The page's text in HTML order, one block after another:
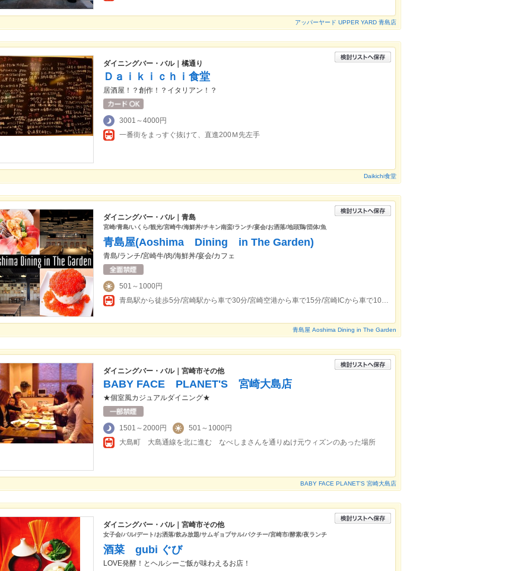
アッパーヤード UPPER YARD 青島店
ダイニングバー・バル｜橘通り
Ｄａｉｋｉｃｈｉ食堂
居酒屋！？創作！？イタリアン！？
3001～4000円
一番街をまっすぐ抜けて、直進200Ｍ先左手
Daikichi食堂
ダイニングバー・バル｜青島
宮崎/青島/いくら/観光/宮崎牛/海鮮丼/チキン南蛮/ランチ/宴会/お洒落/地頭鶏/団体/魚
青島屋(Aoshima Dining in The Garden)
青島/ランチ/宮崎牛/肉/海鮮丼/宴会/カフェ
501～1000円
青島駅から徒歩5分/宮崎駅から車で30分/宮崎空港から車で15分/宮崎ICから車で10分/宮崎港から車で30分
青島屋 Aoshima Dining in The Garden
ダイニングバー・バル｜宮崎市その他
BABY FACE PLANET'S 宮崎大島店
★個室風カジュアルダイニング★
1501～2000円
501～1000円
大島町 大島通線を北に進む なべしまさんを通りぬけ元ウィズンのあった場所
BABY FACE PLANET'S 宮崎大島店
ダイニングバー・バル｜宮崎市その他
女子会/バル/デート/お洒落/飲み放題/サムギョプサル/パクチー/宮崎市/酵素/夜ランチ
酒菜 gubi ぐび
LOVE発酵！とヘルシーご飯が味わえるお店！